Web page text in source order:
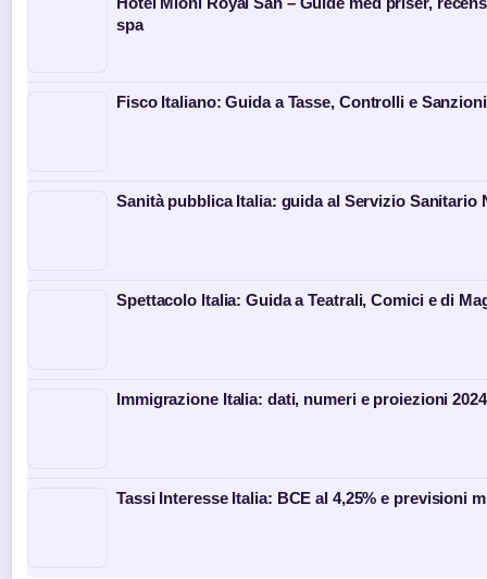
spa
Fisco Italiano: Guida a Tasse, Controlli e Sanzioni
Sanità pubblica Italia: guida al Servizio Sanitario
Spettacolo Italia: Guida a Teatrali, Comici e di
Immigrazione Italia: dati, numeri e proiezioni
Tassi Interesse Italia: BCE al 4,25% e previsioni